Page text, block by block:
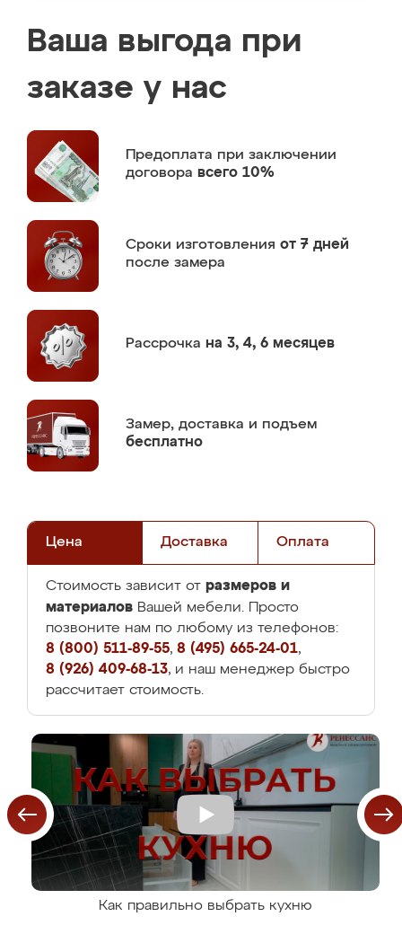
Ваша выгода при
заказе у нас
Предоплата при заключении
договора всего 10%
Сроки изготовления от 7 дней
после замера
Рассрочка на 3, 4, 6 месяцев
Замер, доставка и подъем
бесплатно
Цена Доставка Оплата
Стоимость зависит от размеров и
материалов Вашей мебели. Просто
позвоните нам по любому из телефонов:
8 (800) 511-89-55, 8 (495) 665-24-01,
8 (926) 409-68-13, и наш менеджер быстро
рассчитает стоимость.
Как правильно выбрать кухню